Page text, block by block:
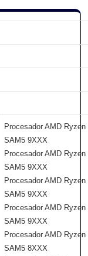
Procesador AMD Ryzen
SAM5 9XXX
Procesador AMD Ryzen
SAM5 9XXX
Procesador AMD Ryzen
SAM5 9XXX
Procesador AMD Ryzen
SAM5 9XXX
Procesador AMD Ryzen
SAM5 8XXX